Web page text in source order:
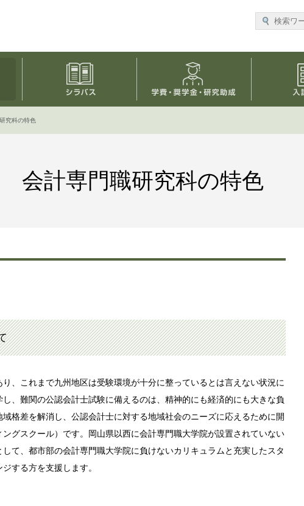
究科の特色
会計専門職研究科の特色
、これまで九州地区は受験環境が十分に整っているとは言えない状況に
、難関の公認会計士試験に備えるのは、精神的にも経済的にも大きな負
格差を解消し、公認会計士に対する地域社会のニーズに応えるために開
グスクール）です。岡山県以西に会計専門職大学院が設置されていない
て、都市部の会計専門職大学院に負けないカリキュラムと充実したスタ
する方を支援します。